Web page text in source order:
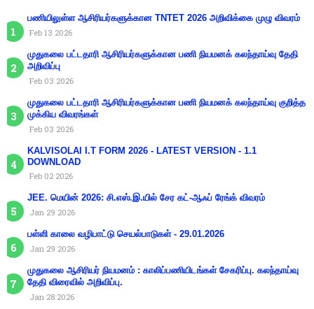
பணியிலுள்ள ஆசிரியர்களுக்கான TNTET 2026 அறிவிக்கை முழு விவரம்
Feb 13 2026
முதுகலை பட்டதாரி ஆசிரியர்களுக்கான பணி நியமனக் கலந்தாய்வு தேதி
அறிவிப்பு
Feb 03 2026
முதுகலை பட்டதாரி ஆசிரியர்களுக்கான பணி நியமனக் கலந்தாய்வு குறித்த
முக்கிய விவரங்கள்
Feb 03 2026
KALVISOLAI I.T FORM 2026 - LATEST VERSION - 1.1
DOWNLOAD
Feb 02 2026
JEE. மெயின் 2026: சி.எஸ்.இ.யில் சேர கட்-ஆஃப் ரேங்க் விவரம்
Jan 29 2026
பள்ளி காலை வழிபாட்டு செயல்பாடுகள் - 29.01.2026
Jan 29 2026
முதுகலை ஆசிரியர் நியமனம் : காலிப்பணியிடங்கள் சேகரிப்பு. கலந்தாய்வு
தேதி விரைவில் அறிவிப்பு.
Jan 28 2026